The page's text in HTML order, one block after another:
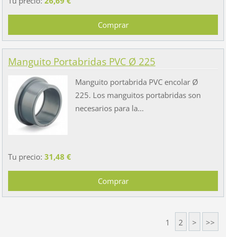
Manguito Portabridas PVC Ø 225
Manguito portabrida PVC encolar Ø
225. Los manguitos portabridas son
necesarios para la...
Tu precio: 31,48 €
1 2 > >>